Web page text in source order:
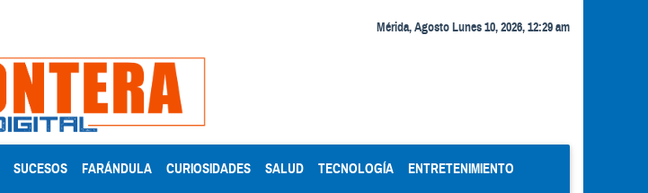
Mérida, Agosto Lunes 10, 2026, 12:29 am
SUCESOS FARÁNDULA CURIOSIDADES SALUD TECNOLOGÍA ENTRETENIMIENTO